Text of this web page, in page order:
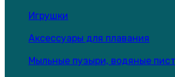
Игрушки
Аксессуары для плавания
Мыльные пузыри, водяные